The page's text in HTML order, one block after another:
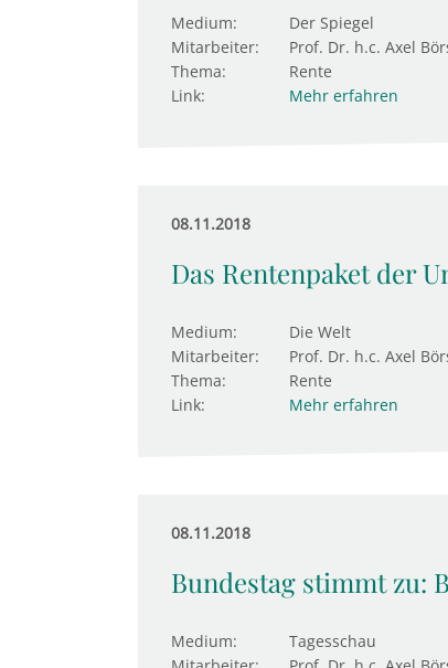
Medium:
Der Spiegel
Mitarbeiter:
Prof. Dr. h.c. Axel
Thema:
Rente
Link:
Mehr erfahren
08.11.2018
Das Rentenpaket der
Medium:
Die Welt
Mitarbeiter:
Prof. Dr. h.c. Axel
Thema:
Rente
Link:
Mehr erfahren
08.11.2018
Bundestag stimmt zu:
Medium:
Tagesschau